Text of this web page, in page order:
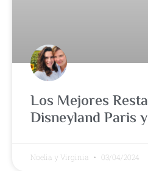
Los Mejores
Disneyland Paris
Noelia y Virginia 03/04/2024